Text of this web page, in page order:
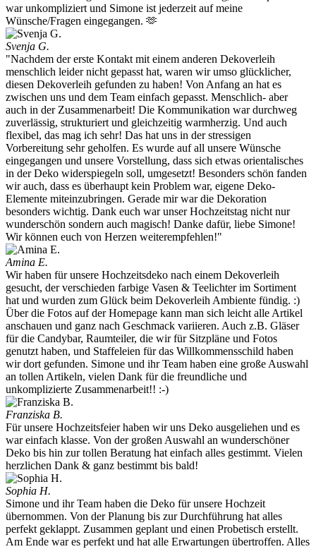
war unkompliziert und Simone ist jederzeit auf meine
Wünsche/Fragen eingegangen. 🫶
Svenja G.
"Nachdem der erste Kontakt mit einem anderen Dekoverleih
menschlich leider nicht gepasst hat, waren wir umso glücklicher,
diesen Dekoverleih gefunden zu haben! Von Anfang an hat es
zwischen uns und dem Team einfach gepasst. Menschlich- aber
auch in der Zusammenarbeit! Die Kommunikation war durchweg
zuverlässig, strukturiert und gleichzeitig warmherzig. Und auch
flexibel, das mag ich sehr! Das hat uns in der stressigen
Vorbereitung sehr geholfen. Es wurde auf all unsere Wünsche
eingegangen und unsere Vorstellung, dass sich etwas orientalisches
in der Deko widerspiegeln soll, umgesetzt! Besonders schön fanden
wir auch, dass es überhaupt kein Problem war, eigene Deko-
Elemente miteinzubringen. Gerade mir war die Dekoration
besonders wichtig. Dank euch war unser Hochzeitstag nicht nur
wunderschön sondern auch magisch! Danke dafür, liebe Simone!
Wir können euch von Herzen weiterempfehlen!"
Amina E.
Wir haben für unsere Hochzeitsdeko nach einem Dekoverleih
gesucht, der verschieden farbige Vasen & Teelichter im Sortiment
hat und wurden zum Glück beim Dekoverleih Ambiente fündig. :)
Über die Fotos auf der Homepage kann man sich leicht alle Artikel
anschauen und ganz nach Geschmack variieren. Auch z.B. Gläser
für die Candybar, Raumteiler, die wir für Sitzpläne und Fotos
genutzt haben, und Staffeleien für das Willkommensschild haben
wir dort gefunden. Simone und ihr Team haben eine große Auswahl
an tollen Artikeln, vielen Dank für die freundliche und
unkomplizierte Zusammenarbeit!! :-)
Franziska B.
Für unsere Hochzeitsfeier haben wir uns Deko ausgeliehen und es
war einfach klasse. Von der großen Auswahl an wunderschöner
Deko bis hin zur tollen Beratung hat einfach alles gestimmt. Vielen
herzlichen Dank & ganz bestimmt bis bald!
Sophia H.
Simone und ihr Team haben die Deko für unsere Hochzeit
übernommen. Von der Planung bis zur Durchführung hat alles
perfekt geklappt. Zusammen geplant und einen Probetisch erstellt.
Am Ende war es perfekt und hat alle Erwartungen übertroffen. Alles